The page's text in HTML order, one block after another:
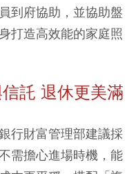
到府協助，並協助盤
打造高效能的家庭照
託 退休更美滿
行財富管理部建議採
需擔心進場時機，能